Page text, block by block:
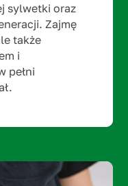
sylwetki oraz
Zajmę
także
i
pełni